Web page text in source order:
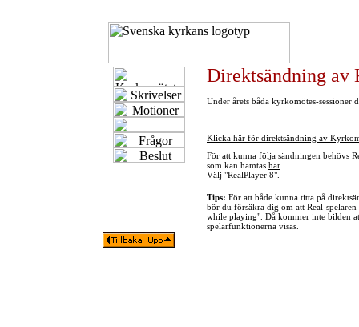
Direktsändning av
Under årets båda kyrkomötes-
Klicka här för direktsändning av
För att kunna följa sändningen behövs
som kan hämtas här.
Välj "RealPlayer 8".
Tips: För att både kunna titta på
bör du försäkra dig om att Real-
while playing". Då kommer inte bilden
spelarfunktionerna visas.